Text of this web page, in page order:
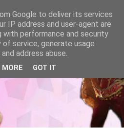
Google to deliver its services
IP address and user-agent are
with performance and security
service, generate usage
address abuse.
MORE GOT IT